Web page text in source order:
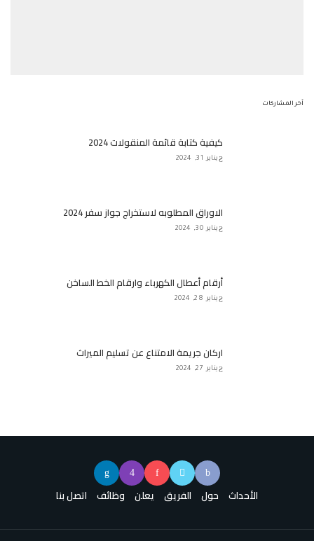
آخر المشاركات
كيفية كتابة قائمة المنقولات 2024
يناير 31, 2024
الاوراق المطلوبه لاستخراج جواز سفر 2024
يناير 30, 2024
أرقام أعطال الكهرباء وارقام الخط الساخن
يناير 28, 2024
اركان جريمة الامتناع عن تسليم الميراث
يناير 27, 2024
الأحداث حول الفريق يعلن وظائف اتصل بنا